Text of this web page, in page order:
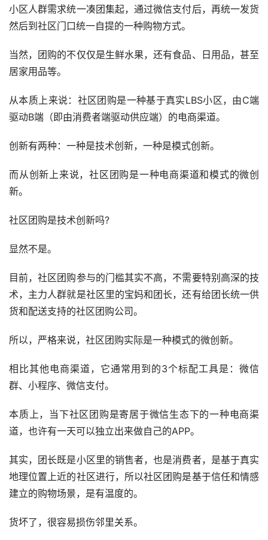
小区人群需求统一凑团集起，通过微信支付后，再统一发货
然后到社区门口统一自提的一种购物方式。
当然，团购的不仅仅是生鲜水果，还有食品、日用品，甚至
居家用品等。
从本质上来说：社区团购是一种基于真实LBS小区，由C端
驱动B端（即由消费者端驱动供应端）的电商渠道。
创新有两种：一种是技术创新，一种是模式创新。
而从创新上来说，社区团购是一种电商渠道和模式的微创
新。
社区团购是技术创新吗?
显然不是。
目前，社区团购参与的门槛其实不高，不需要特别高深的技
术，主力人群就是社区里的宝妈和团长，还有给团长统一供
货和配送支持的社区团购公司。
所以，严格来说，社区团购实际是一种模式的微创新。
相比其他电商渠道，它通常用到的3个标配工具是：微信
群、小程序、微信支付。
本质上，当下社区团购是寄居于微信生态下的一种电商渠
道，也许有一天可以独立出来做自己的APP。
其实，团长既是小区里的销售者，也是消费者，是基于真实
地理位置上近的社区进行，所以社区团购是基于信任和情感
建立的购物场景，是有温度的。
货坏了，很容易损伤邻里关系。